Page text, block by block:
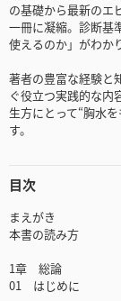
の基礎から最新のエ
一冊に凝縮。診断基
使えるのか」がわか
著者の豊富な経験と
ぐ役立つ実践的な内
生方にとって“胸水
す。
目次
まえがき
本書の読み方
1章 総論
01 はじめに